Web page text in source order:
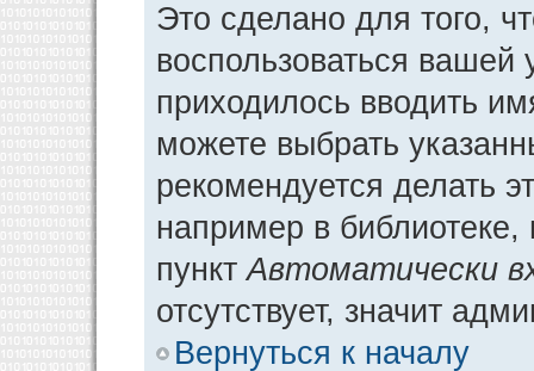
Это сделано для того,
воспользоваться
приходилось вводить
можете выбрать
рекомендуется делать
например в библиотеке,
пунктАвтоматически
отсутствует, значит
Вернуться к началу